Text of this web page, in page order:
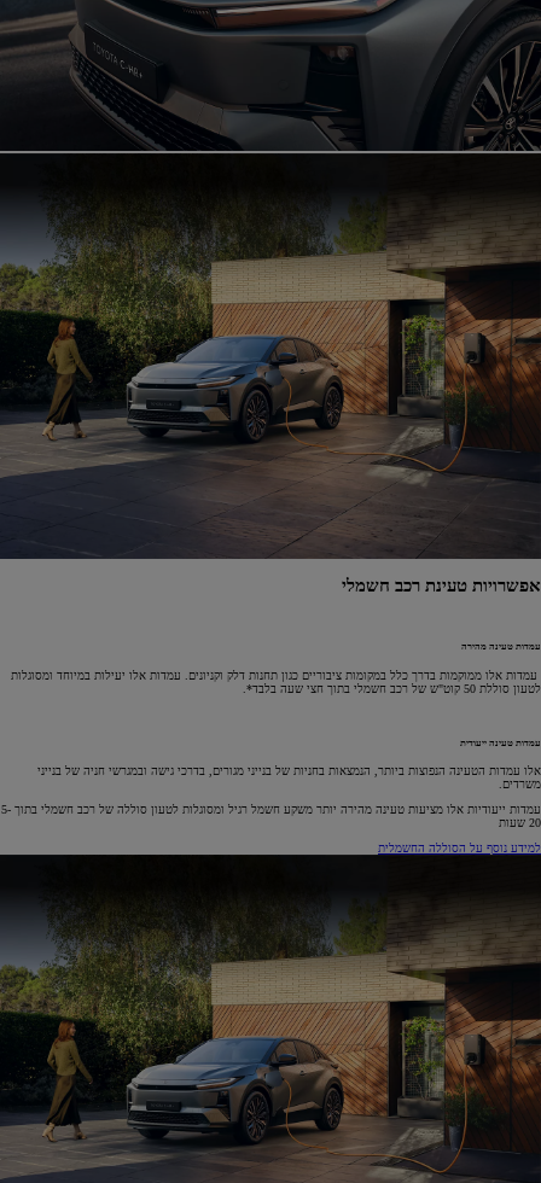
אפשרויות טעינת רכב חשמלי
עמדות טעינה מהירה
עמדות אלו ממוקמות בדרך כלל במקומות ציבוריים כגון תחנות דלק וקניונים. עמדות אלו יעילות במיוחד ומסוגלות
לטעון סוללת 50 קוט"ש של רכב חשמלי בתוך חצי שעה בלבד*.
עמדות טעינה ייעודית
אלו עמדות הטעינה הנפוצות ביותר, הנמצאות בחניות של בנייני מגורים, בדרכי גישה ובמגרשי חניה של בנייני
משרדים.
עמדות ייעודיות אלו מציעות טעינה מהירה יותר משקע חשמל רגיל ומסוגלות לטעון סוללה של רכב חשמלי בתוך 5-
20 שעות
למידע נוסף על הסוללה החשמלית